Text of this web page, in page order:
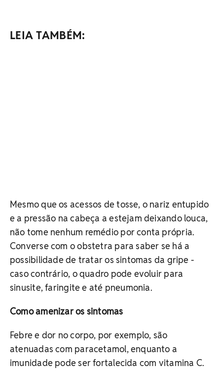
LEIA TAMBÉM:
Mesmo que os acessos de tosse, o nariz entupido
e a pressão na cabeça a estejam deixando louca,
não tome nenhum remédio por conta própria.
Converse com o obstetra para saber se há a
possibilidade de tratar os sintomas da gripe -
caso contrário, o quadro pode evoluir para
sinusite, faringite e até pneumonia.
Como amenizar os sintomas
Febre e dor no corpo, por exemplo, são
atenuadas com paracetamol, enquanto a
imunidade pode ser fortalecida com vitamina C.